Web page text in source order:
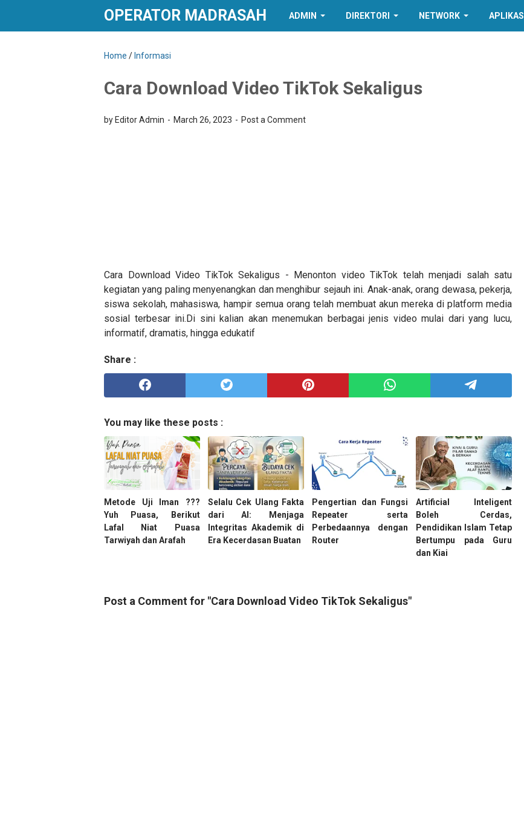
OPERATOR MADRASAH ADMIN DIREKTORI NETWORK APLIKASI
Home / Informasi
Cara Download Video TikTok Sekaligus
by Editor Admin March 26, 2023 Post a Comment
Cara Download Video TikTok Sekaligus - Menonton video TikTok telah menjadi salah satu
kegiatan yang paling menyenangkan dan menghibur sejauh ini. Anak-anak, orang dewasa, pekerja,
siswa sekolah, mahasiswa, hampir semua orang telah membuat akun mereka di platform media
sosial terbesar ini.Di sini kalian akan menemukan berbagai jenis video mulai dari yang lucu,
informatif, dramatis, hingga edukatif
Share :
You may like these posts :
Metode Uji Iman ???
Yuh Puasa, Berikut
Lafal Niat Puasa
Tarwiyah dan Arafah
Selalu Cek Ulang Fakta
dari AI: Menjaga
Integritas Akademik di
Era Kecerdasan Buatan
Pengertian dan Fungsi
Repeater serta
Perbedaannya dengan
Router
Artificial Inteligent
Boleh Cerdas,
Pendidikan Islam Tetap
Bertumpu pada Guru
dan Kiai
Post a Comment for "Cara Download Video TikTok Sekaligus"